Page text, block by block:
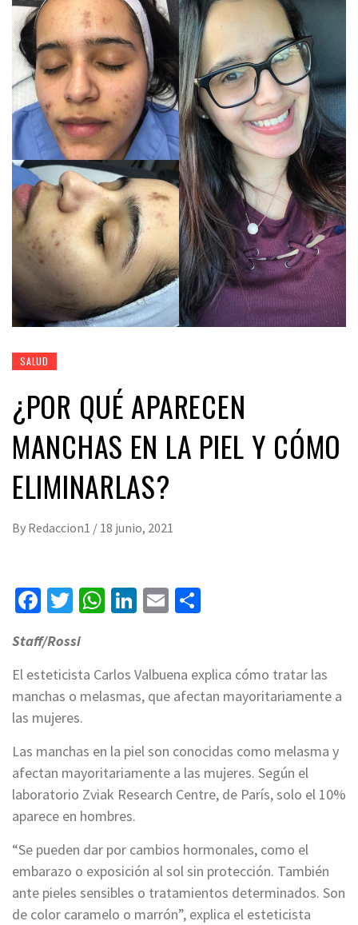
SALUD
¿POR QUÉ APARECEN
MANCHAS EN LA PIEL Y CÓMO
ELIMINARLAS?
By Redaccion1 / 18 junio, 2021
Facebook
Twitter
WhatsApp
LinkedIn
Email
Staff/Rossi
El esteticista Carlos Valbuena explica cómo tratar las
manchas o melasmas, que afectan mayoritariamente a
las mujeres.
Las manchas en la piel son conocidas como melasma y
afectan mayoritariamente a las mujeres. Según el
laboratorio Zviak Research Centre, de París, solo el 10%
aparece en hombres.
“Se pueden dar por cambios hormonales, como el
embarazo o exposición al sol sin protección. También
ante pieles sensibles o tratamientos determinados. Son
de color caramelo o marrón”, explica el esteticista